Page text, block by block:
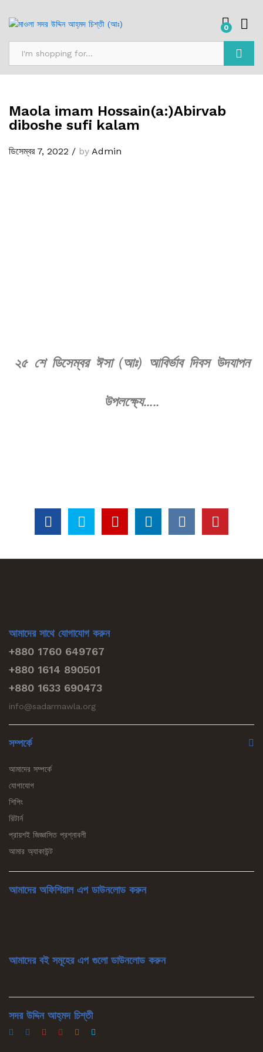
0
Maola imam Hossain(a:)Abirvab
diboshe sufi kalam
ডিসেম্বর 7, 2022 / by Admin
২৫ শে ডিসেম্বর ঈসা (আঃ) আবির্ভাব দিবস উদযাপন
উপলক্ষ্যে…..
আমাদের সাথে যোগাযোগ করুন
+880 1760 649767
+880 1614 890501
+880 1633 690473
info@sadarmawla.org
সম্পর্কে
আমাদের সম্পর্কে
যোগাযোগ
শিপিং
রিটার্ন
প্রায়শই জিজ্ঞাসিত প্রশ্নাবলী
আমার অ্যাকাউন্ট
আমাদের অফিশিয়াল এপ ডাউনলোড করুন
আমাদের বই সমূহের এপ গুলো ডাউনলোড করুন
সদর উদ্দিন আহ্‌মদ চিশ্‌তী